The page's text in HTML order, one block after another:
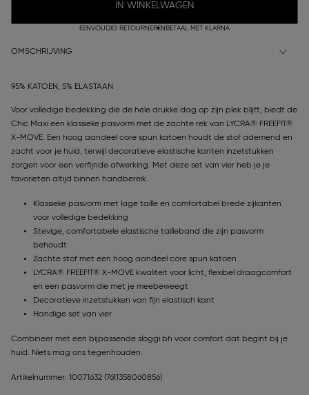
IN WINKELWAGEN
EENVOUDIG RETOURNEREN BETAAL MET KLARNA
OMSCHRIJVING
95% KATOEN, 5% ELASTAAN
Voor volledige bedekking die de hele drukke dag op zijn plek blijft, biedt de
Chic Maxi een klassieke pasvorm met de zachte rek van LYCRA® FREEF!T®
X-MOVE. Een hoog aandeel core spun katoen houdt de stof ademend en
zacht voor je huid, terwijl decoratieve elastische kanten inzetstukken
zorgen voor een verfijnde afwerking. Met deze set van vier heb je je
favorieten altijd binnen handbereik.
Klassieke pasvorm met lage taille en comfortabel brede zijkanten
voor volledige bedekking
Stevige, comfortabele elastische tailleband die zijn pasvorm
behoudt
Zachte stof met een hoog aandeel core spun katoen
LYCRA® FREEF!T® X-MOVE kwaliteit voor licht, flexibel draagcomfort
en een pasvorm die met je meebeweegt
Decoratieve inzetstukken van fijn elastisch kant
Handige set van vier
Combineer met een bijpassende sloggi bh voor comfort dat begint bij je
huid. Niets mag ons tegenhouden.
Artikelnummer: 10071632 (7611358060856)